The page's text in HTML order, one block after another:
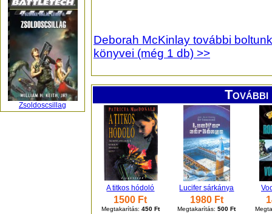
Zsoldoscsillag
Deborah McKinlay további
könyvei (még 1 db) >>
A titkos hódoló Lucifer sárkánya
1500 Ft
Megtakarítás: 450 Ft
1980 Ft
Megtakarítás:500 Ft